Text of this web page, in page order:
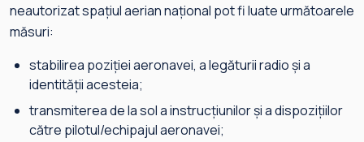
neautorizat spațiul aerian național pot fi luate următoarele
măsuri:
stabilirea poziției aeronavei, a legăturii radio și a
identității acesteia;
transmiterea de la sol a instrucțiunilor și a dispozițiilor
către pilotul/echipajul aeronavei;